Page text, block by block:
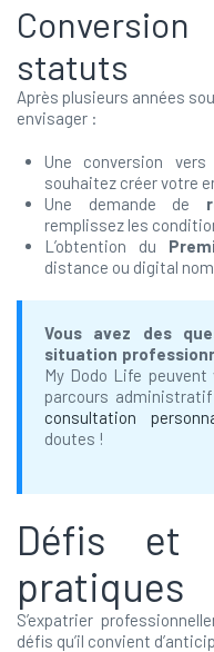
statuts
Après plusieurs années
envisager :
Une conversion
souhaitez créer votre
Une demande de
remplissez les
L’obtention du
distance ou digital
Vous avez des
situation
My Dodo Life
parcours
consultation
doutes !
Défis et
pratiques
S’expatrier
défis qu’il convient